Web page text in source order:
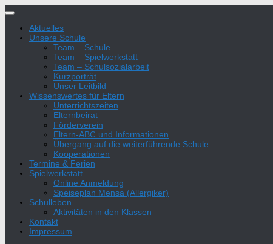
Zum
springenAktuelles
Unsere Schule
Team – Schule
Team – Spielwerkstatt
Team – Schulsozialarbeit
Kurzporträt
Unser Leitbild
Wissenswertes für Eltern
Unterrichtszeiten
Elternbeirat
Förderverein
Eltern-ABC und Informationen
Übergang auf die weiterführende Schule
Kooperationen
Termine & Ferien
Spielwerkstatt
Online Anmeldung
Speiseplan Mensa (Allergiker)
Schulleben
Aktivitäten in den Klassen
Kontakt
Impressum